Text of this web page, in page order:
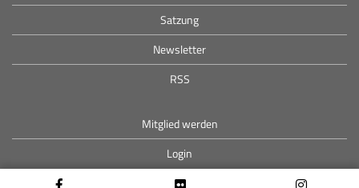
Satzung
Newsletter
RSS
Mitglied werden
Login